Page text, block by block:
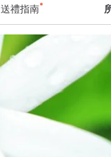
送禮指南